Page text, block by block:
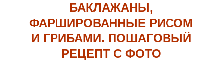
БАКЛАЖАНЫ,
ФАРШИРОВАННЫЕ РИСОМ
И ГРИБАМИ. ПОШАГОВЫЙ
РЕЦЕПТ С ФОТО